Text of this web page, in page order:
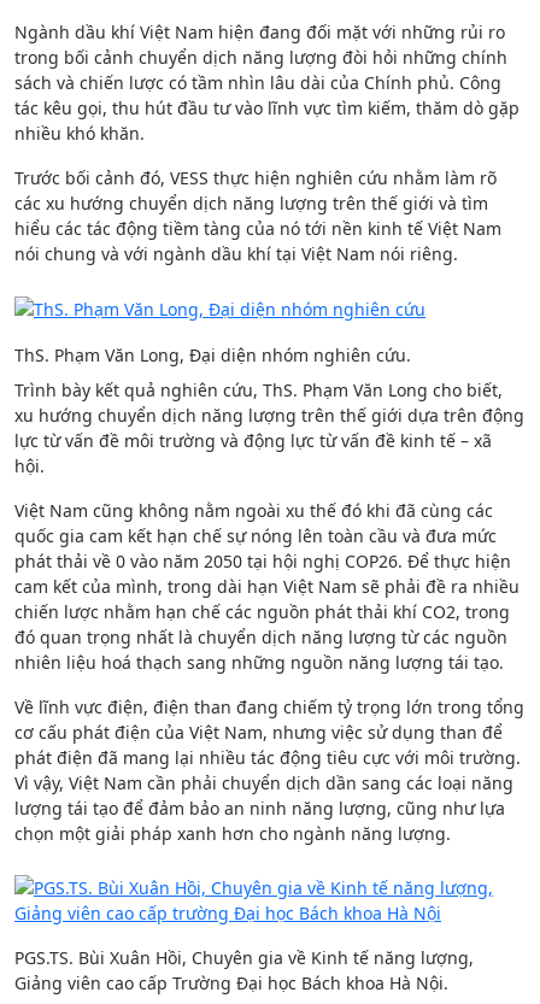
Ngành dầu khí Việt Nam hiện đang đối mặt với những rủi ro
trong bối cảnh chuyển dịch năng lượng đòi hỏi những chính
sách và chiến lược có tầm nhìn lâu dài của Chính phủ. Công
tác kêu gọi, thu hút đầu tư vào lĩnh vực tìm kiếm, thăm dò gặp
nhiều khó khăn.
Trước bối cảnh đó, VESS thực hiện nghiên cứu nhằm làm rõ
các xu hướng chuyển dịch năng lượng trên thế giới và tìm
hiểu các tác động tiềm tàng của nó tới nền kinh tế Việt Nam
nói chung và với ngành dầu khí tại Việt Nam nói riêng.
ThS. Phạm Văn Long, Đại diện nhóm nghiên cứu.
Trình bày kết quả nghiên cứu, ThS. Phạm Văn Long cho biết,
xu hướng chuyển dịch năng lượng trên thế giới dựa trên động
lực từ vấn đề môi trường và động lực từ vấn đề kinh tế – xã
hội.
Việt Nam cũng không nằm ngoài xu thế đó khi đã cùng các
quốc gia cam kết hạn chế sự nóng lên toàn cầu và đưa mức
phát thải về 0 vào năm 2050 tại hội nghị COP26. Để thực hiện
cam kết của mình, trong dài hạn Việt Nam sẽ phải đề ra nhiều
chiến lược nhằm hạn chế các nguồn phát thải khí CO2, trong
đó quan trọng nhất là chuyển dịch năng lượng từ các nguồn
nhiên liệu hoá thạch sang những nguồn năng lượng tái tạo.
Về lĩnh vực điện, điện than đang chiếm tỷ trọng lớn trong tổng
cơ cấu phát điện của Việt Nam, nhưng việc sử dụng than để
phát điện đã mang lại nhiều tác động tiêu cực với môi trường.
Vì vậy, Việt Nam cần phải chuyển dịch dần sang các loại năng
lượng tái tạo để đảm bảo an ninh năng lượng, cũng như lựa
chọn một giải pháp xanh hơn cho ngành năng lượng.
PGS.TS. Bùi Xuân Hồi, Chuyên gia về Kinh tế năng lượng,
Giảng viên cao cấp Trường Đại học Bách khoa Hà Nội.